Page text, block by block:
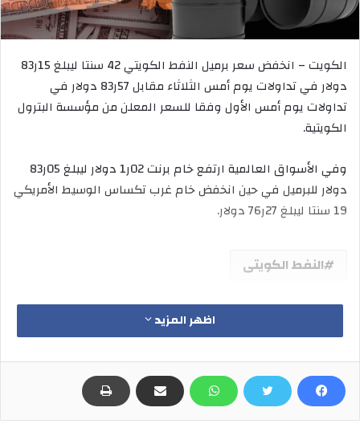
الكويت – انخفض سعر برميل النفط الكويتي 42 سنتا ليبلغ 15ر83
دولار في تداولات يوم أمس الثلاثاء مقابل 57ر83 دولار في
تداولات يوم أمس الأول وفقا للسعر المعلن من مؤسسة البترول
الكويتية.
وفي الأسواق العالمية ارتفع خام برنت 02ر1 دولار ليبلغ 05ر83
دولار للبرميل في حين انخفض خام غرب تكساس الوسيط الأمريكي
19 سنتا ليبلغ 27ر76 دولار.
النفط الكويتى
اظهر المزيد